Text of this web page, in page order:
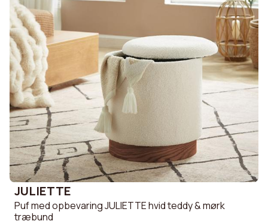
JULIETTE
Puf med opbevaring JULIETTE hvid teddy & mørk
træbund